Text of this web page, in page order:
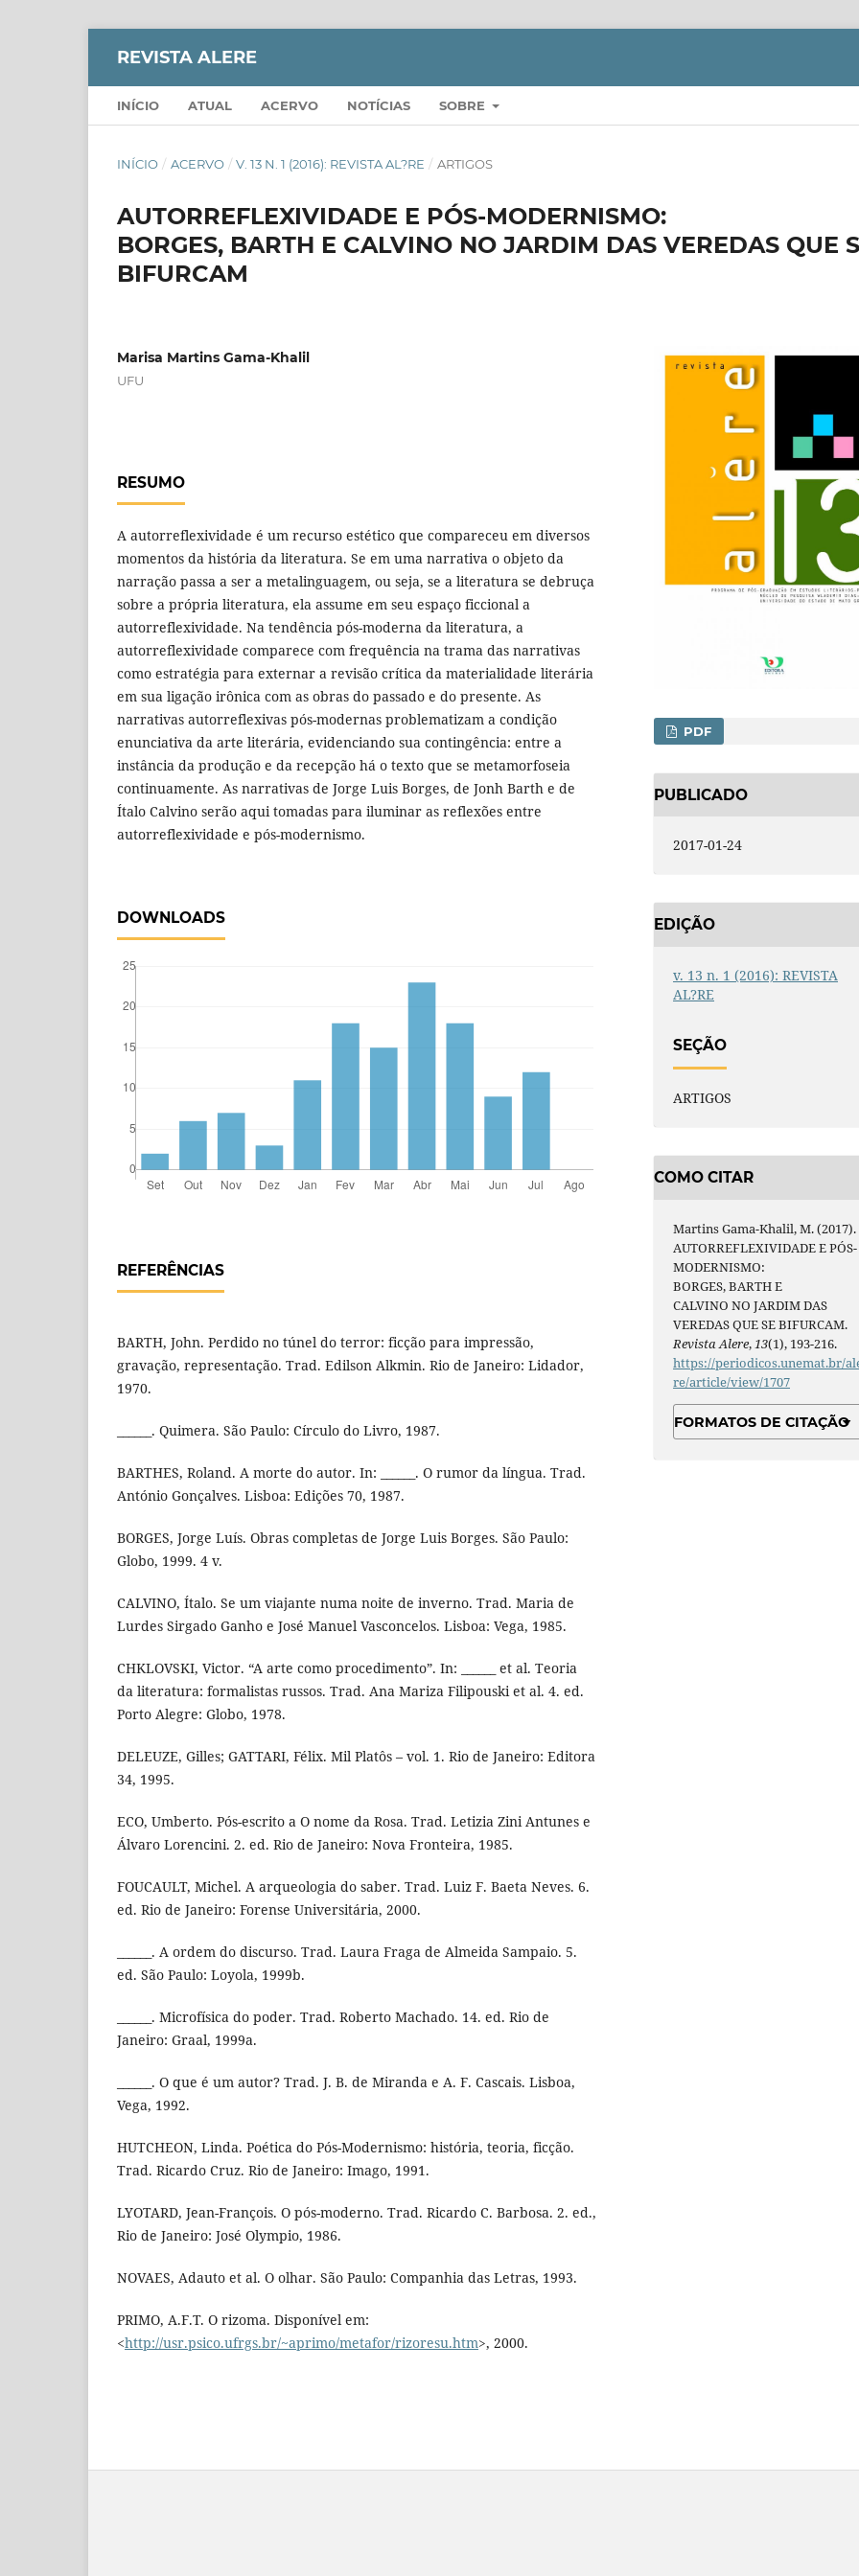
REVISTA ALERE
INÍCIO ATUAL ACERVO NOTÍCIAS SOBRE
INÍCIO / ACERVO / V. 13 N. 1 (2016): REVISTA AL?RE / ARTIGOS
AUTORREFLEXIVIDADE E PÓS-MODERNISMO:
BORGES, BARTH E CALVINO NO JARDIM DAS VEREDAS QUE
BIFURCAM
Marisa Martins Gama-Khalil
UFU
RESUMO
A autorreflexividade é um recurso estético que compareceu em diversos
momentos da história da literatura. Se em uma narrativa o objeto da
narração passa a ser a metalinguagem, ou seja, se a literatura se debruça
sobre a própria literatura, ela assume em seu espaço ficcional a
autorreflexividade. Na tendência pós-moderna da literatura, a
autorreflexividade comparece com frequência na trama das narrativas
como estratégia para externar a revisão crítica da materialidade literária
em sua ligação irônica com as obras do passado e do presente. As
narrativas autorreflexivas pós-modernas problematizam a condição
enunciativa da arte literária, evidenciando sua contingência: entre a
instância da produção e da recepção há o texto que se metamorfoseia
continuamente. As narrativas de Jorge Luis Borges, de Jonh Barth e de
Ítalo Calvino serão aqui tomadas para iluminar as reflexões entre
autorreflexividade e pós-modernismo.
DOWNLOADS
REFERÊNCIAS
BARTH, John. Perdido no túnel do terror: ficção para impressão,
gravação, representação. Trad. Edilson Alkmin. Rio de Janeiro: Lidador,
1970.
______. Quimera. São Paulo: Círculo do Livro, 1987.
BARTHES, Roland. A morte do autor. In: ______. O rumor da língua. Trad.
António Gonçalves. Lisboa: Edições 70, 1987.
BORGES, Jorge Luís. Obras completas de Jorge Luis Borges. São Paulo:
Globo, 1999. 4 v.
CALVINO, Ítalo. Se um viajante numa noite de inverno. Trad. Maria de
Lurdes Sirgado Ganho e José Manuel Vasconcelos. Lisboa: Vega, 1985.
CHKLOVSKI, Victor. “A arte como procedimento”. In: ______ et al. Teoria
da literatura: formalistas russos. Trad. Ana Mariza Filipouski et al. 4. ed.
Porto Alegre: Globo, 1978.
DELEUZE, Gilles; GATTARI, Félix. Mil Platôs – vol. 1. Rio de Janeiro: Editora
34, 1995.
ECO, Umberto. Pós-escrito a O nome da Rosa. Trad. Letizia Zini Antunes e
Álvaro Lorencini. 2. ed. Rio de Janeiro: Nova Fronteira, 1985.
FOUCAULT, Michel. A arqueologia do saber. Trad. Luiz F. Baeta Neves. 6.
ed. Rio de Janeiro: Forense Universitária, 2000.
______. A ordem do discurso. Trad. Laura Fraga de Almeida Sampaio. 5.
ed. São Paulo: Loyola, 1999b.
______. Microfísica do poder. Trad. Roberto Machado. 14. ed. Rio de
Janeiro: Graal, 1999a.
______. O que é um autor? Trad. J. B. de Miranda e A. F. Cascais. Lisboa,
Vega, 1992.
HUTCHEON, Linda. Poética do Pós-Modernismo: história, teoria, ficção.
Trad. Ricardo Cruz. Rio de Janeiro: Imago, 1991.
LYOTARD, Jean-François. O pós-moderno. Trad. Ricardo C. Barbosa. 2. ed.,
Rio de Janeiro: José Olympio, 1986.
NOVAES, Adauto et al. O olhar. São Paulo: Companhia das Letras, 1993.
PRIMO, A.F.T. O rizoma. Disponível em:
<http://usr.psico.ufrgs.br/~aprimo/metafor/rizoresu.htm>, 2000.
PDF
PUBLICADO
2017-01-24
EDIÇÃO
v. 13 n. 1 (2016): REVISTA
AL?RE
SEÇÃO
ARTIGOS
COMO CITAR
Martins Gama-Khalil, M. (2017).
AUTORREFLEXIVIDADE E PÓS-
MODERNISMO:
BORGES, BARTH E
CALVINO NO JARDIM DAS
VEREDAS QUE SE BIFURCAM.
Revista Alere,13(1), 193-216.
https://periodicos.unemat.br/
re/article/view/1707
FORMATOS DE CITAÇÃO